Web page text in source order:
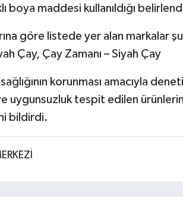
boya maddesi kullanıldığı
göre listede yer alan markalar
Çay, Çay Zamanı – Siyah Çay
korunması amacıyla
uygunsuzluk tespit edilen
bildirdi.